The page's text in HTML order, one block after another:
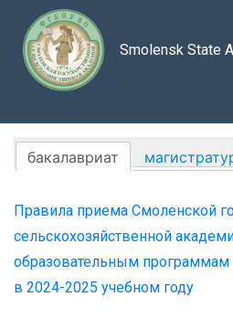
Smolensk State
бакалавриат
Правила приема Смоленской
сельскохозяйственной
образовательным
в 2024-2025 учебном году